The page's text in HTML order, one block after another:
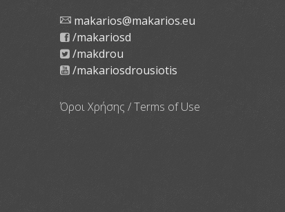
makarios@makarios.eu
/makariosd
/makdrou
/makariosdrousiotis
Όροι Χρήσης / Terms of Use